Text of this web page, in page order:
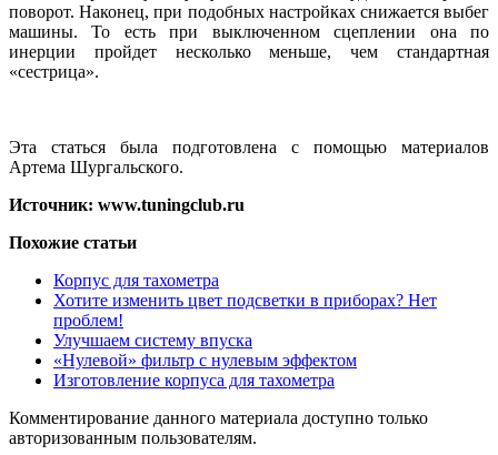
поворот. Наконец, при подобных настройках снижается выбег
машины. То есть при выключенном сцеплении она по
инерции пройдет несколько меньше, чем стандартная
«сестрица».
Эта статься была подготовлена с помощью материалов
Артема Шургальского.
Источник: www.tuningclub.ru
Похожие статьи
Корпус для тахометра
Хотите изменить цвет подсветки в приборах? Нет
проблем!
Улучшаем систему впуска
«Нулевой» фильтр с нулевым эффектом
Изготовление корпуса для тахометра
Комментирование данного материала доступно только
авторизованным пользователям.